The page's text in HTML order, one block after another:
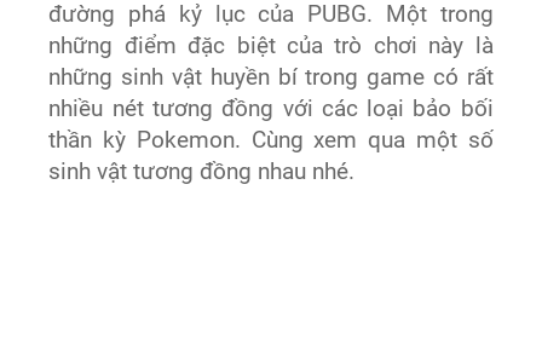
đường phá kỷ lục của PUBG. Một trong
những điểm đặc biệt của trò chơi này là
những sinh vật huyền bí trong game có rất
nhiều nét tương đồng với các loại bảo bối
thần kỳ Pokemon. Cùng xem qua một số
sinh vật tương đồng nhau nhé.